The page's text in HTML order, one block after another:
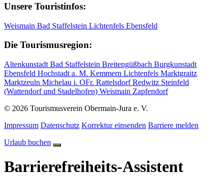
Unsere Touristinfos:
Weismain Bad Staffelstein Lichtenfels Ebensfeld
Die Tourismusregion:
Altenkunstadt Bad Staffelstein Breitengüßbach Burgkunstadt
Ebensfeld Hochstadt a. M. Kemmern Lichtenfels Marktgraitz
Marktzeuln Michelau i. OFr. RattelsdorfRedwitz Steinfeld
(Wattendorf und Stadelhofen) Weismain Zapfendorf
© 2026 Tourismusverein Obermain-Jura e. V.
Impressum Datenschutz Korrektur einsenden Barriere melden
Urlaub buchen
Barrierefreiheits-Assistent